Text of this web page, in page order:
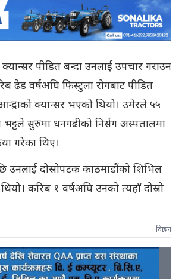
पीडित बन्दा उनलाई उपचार गराउन
ढेड वर्षअघि फिस्टुला रोगबाट पीडित
क्यान्सर भएको थियो। उमेरले ५५
सुरुमा धनगढीको निर्सग अस्पतालमा
गरेका थिए।
उनलाई दोस्रोपटक काठमाडौंको शिभिल
करिब १ वर्षअघि उनको त्यहाँ दोस्रो
विज्ञापन